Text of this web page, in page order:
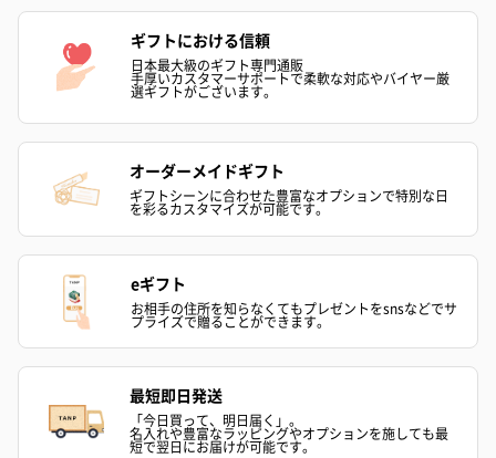
ギフトにおける信頼
日本最大級のギフト専門通販
手厚いカスタマーサポートで柔軟な対応やバイヤー厳
選ギフトがございます。
オーダーメイドギフト
ギフトシーンに合わせた豊富なオプションで特別な日
を彩るカスタマイズが可能です。
eギフト
お相手の住所を知らなくてもプレゼントをsnsなどでサ
プライズで贈ることができます。
最短即日発送
「今日買って、明日届く」。
名入れや豊富なラッピングやオプションを施しても最
短で翌日にお届けが可能です。